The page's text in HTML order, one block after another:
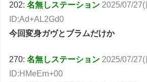
202:名無しステーション 2025/07/
ID:Ad+AL2Gd0
今回変身ガヴとブラムだけか
270:名無しステーション 2025/07/
ID:HMeErn+00